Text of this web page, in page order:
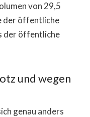
von 29,5
der öffentliche
der öffentliche
und wegen
genau anders